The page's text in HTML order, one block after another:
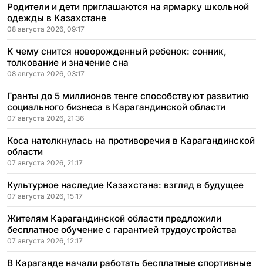
Родители и дети приглашаются на ярмарку школьной
одежды в Казахстане
08 августа 2026, 09:17
К чему снится новорожденный ребенок: сонник,
толкование и значение сна
08 августа 2026, 03:17
Гранты до 5 миллионов тенге способствуют развитию
социального бизнеса в Карагандинской области
07 августа 2026, 21:36
Коса натолкнулась на противоречия в Карагандинской
области
07 августа 2026, 21:17
Культурное наследие Казахстана: взгляд в будущее
07 августа 2026, 15:17
Жителям Карагандинской области предложили
бесплатное обучение с гарантией трудоустройства
07 августа 2026, 12:17
В Караганде начали работать бесплатные спортивные